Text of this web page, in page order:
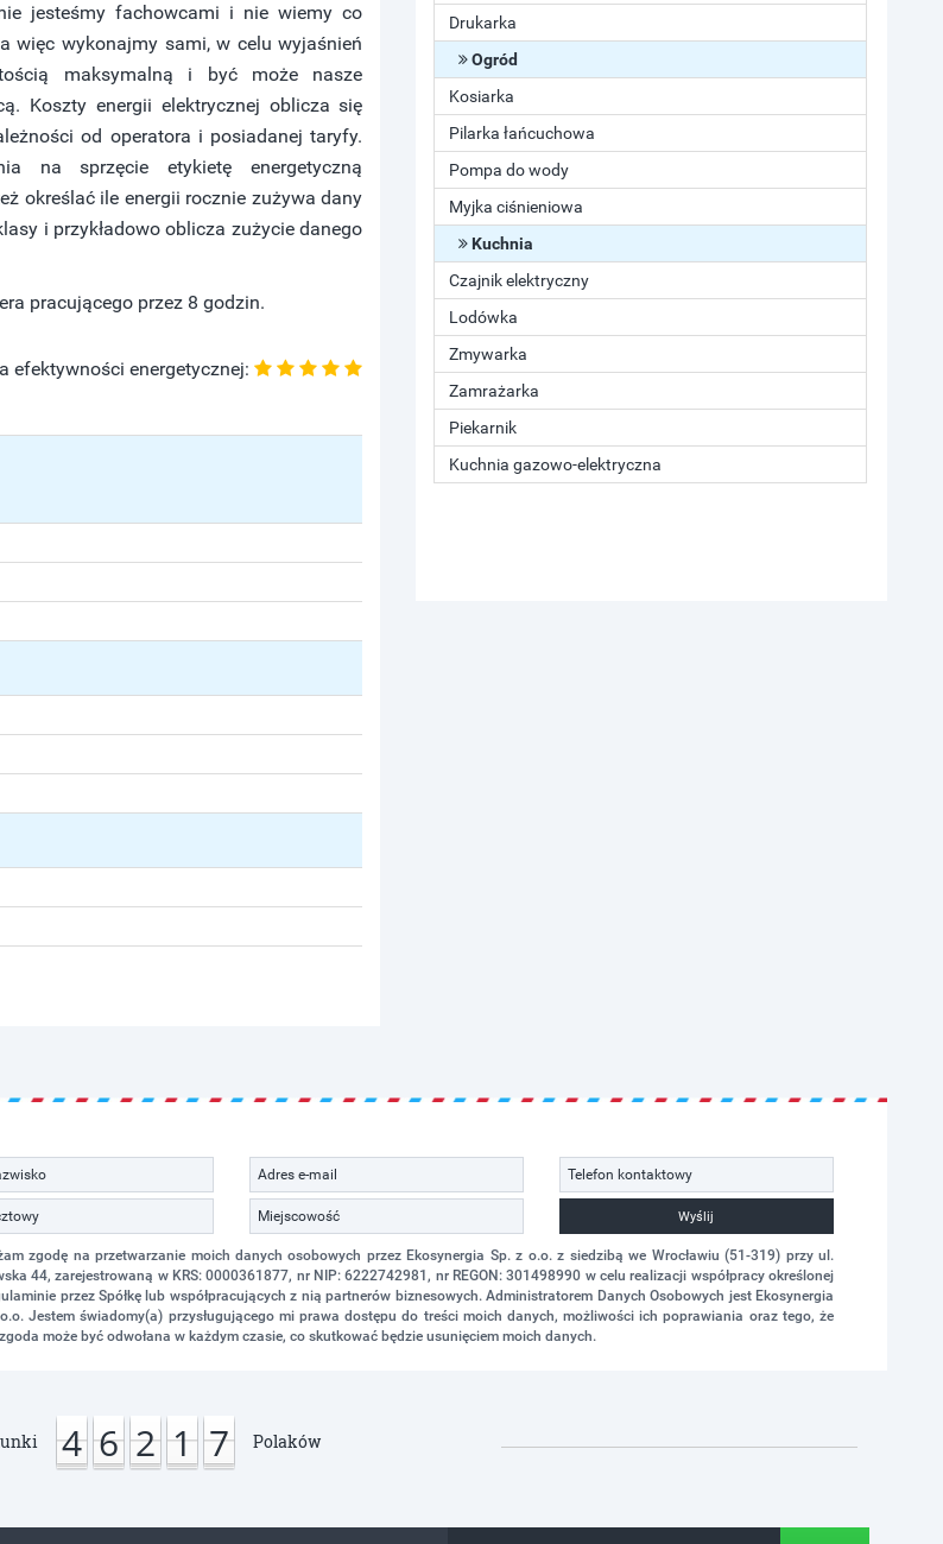
jesteśmy fachowcami i nie wiemy co
więc wykonajmy sami, w celu wyjaśnień
maksymalną i być może nasze
Koszty energii elektrycznej oblicza się
od operatora i posiadanej taryfy.
na sprzęcie etykietę energetyczną
określać ile energii rocznie zużywa dany
i przykładowo oblicza zużycie danego
pracującego przez 8 godzin.
efektywności energetycznej:
Drukarka
Ogród
Kosiarka
Pilarka łańcuchowa
Pompa do wody
Myjka ciśnieniowa
Kuchnia
Czajnik elektryczny
Lodówka
Zmywarka
Zamrażarka
Piekarnik
Kuchnia gazowo-elektryczna
Wyślij
zgodę na przetwarzanie moich danych osobowych przez Ekosynergia Sp. z o.o. z siedzibą we Wrocławiu (51-319) przy ul.
44, zarejestrowaną w KRS: 0000361877, nr NIP: 6222742981, nr REGON: 301498990 w celu realizacji współpracy określonej
przez Spółkę lub współpracujących z nią partnerów biznesowych. Administratorem Danych Osobowych jest Ekosynergia
Jestem świadomy(a) przysługującego mi prawa dostępu do treści moich danych, możliwości ich poprawiania oraz tego, że
może być odwołana w każdym czasie, co skutkować będzie usunięciem moich danych.
4 6 2 1 7 Polaków